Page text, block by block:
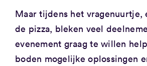
Maar tijdens het vragenuurtje,
de pizza, bleken veel
evenement graag te willen
boden mogelijke oplossingen